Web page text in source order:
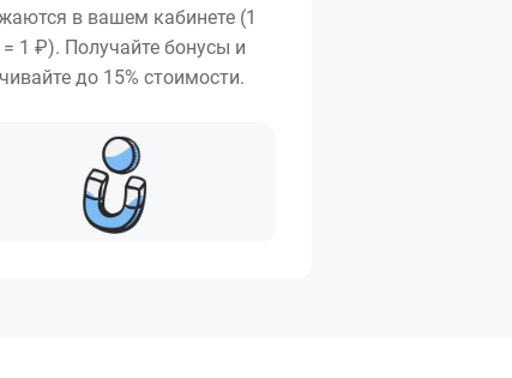
в вашем кабинете (1
1 ₽). Получайте бонусы и
до 15% стоимости.